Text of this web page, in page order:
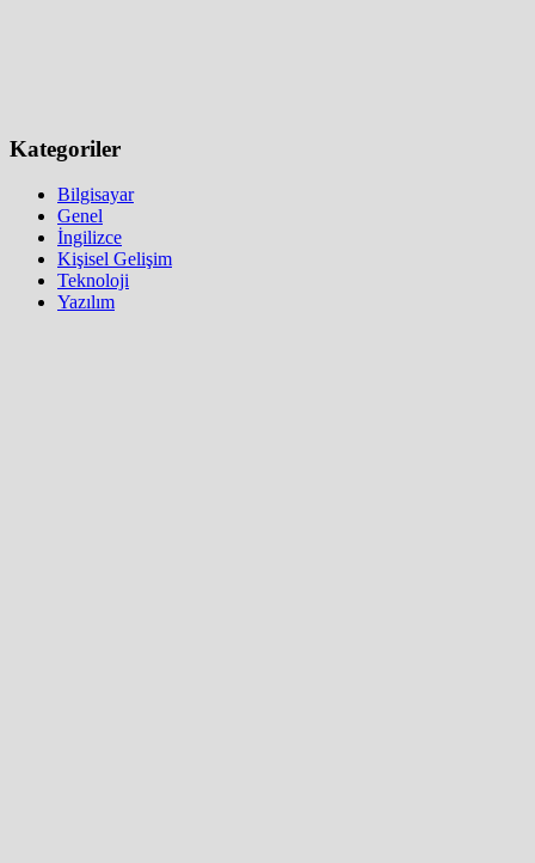
Kategoriler
Bilgisayar
Genel
İngilizce
Kişisel Gelişim
Teknoloji
Yazılım